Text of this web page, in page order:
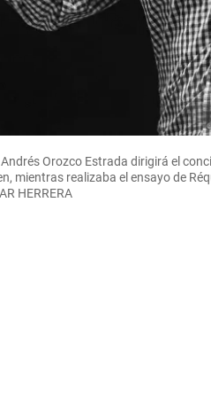
Orozco Estrada dirigirá el
mientras realizaba el ensayo de
HERRERA